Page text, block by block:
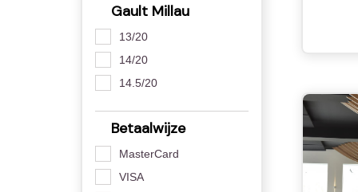
Gault Millau
13/20
14/20
14.5/20
Betaalwijze
MasterCard
VISA